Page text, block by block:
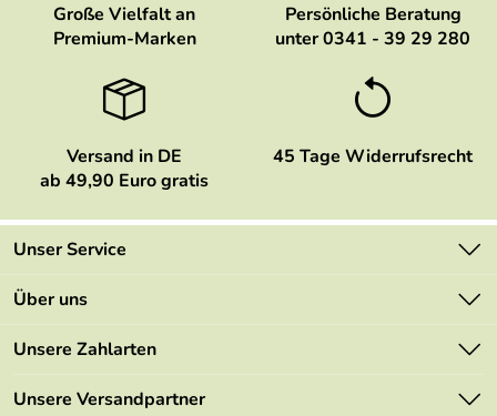
Große Vielfalt an
Premium-Marken
Persönliche Beratung
unter 0341 - 39 29 280
Versand in DE
ab 49,90 Euro gratis
45 Tage Widerrufsrecht
Unser Service
Kontakt
Mehrwertsteuerfrei
Retourenportal
Über uns
Marken
Unsere Zahlarten
Unsere Versandpartner